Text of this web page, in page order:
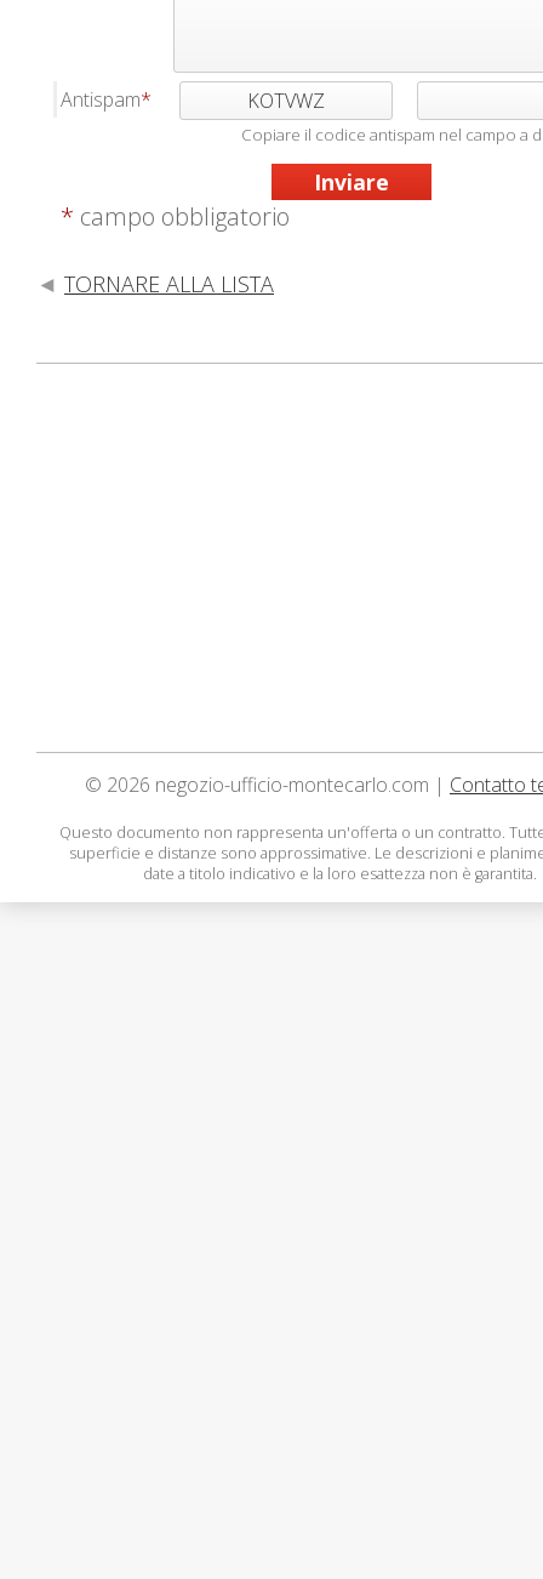
Antispam KOTVWZ
Copiare il codice antispam nel campo a
* campo obbligatorio
TORNARE ALLA LISTA
© 2026 negozio-ufficio-montecarlo.com | Contatto
Questo documento non rappresenta un'offerta o un contratto.
superficie e distanze sono approssimative. Le descrizioni e
date a titolo indicativo e la loro esattezza non è garantita.